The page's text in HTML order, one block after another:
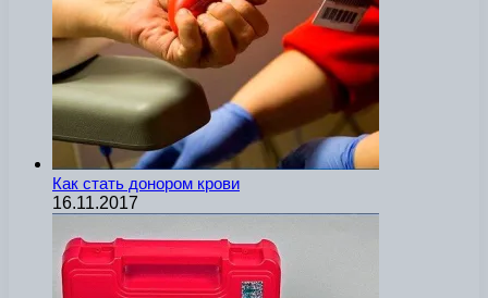
Как стать донором крови
16.11.2017